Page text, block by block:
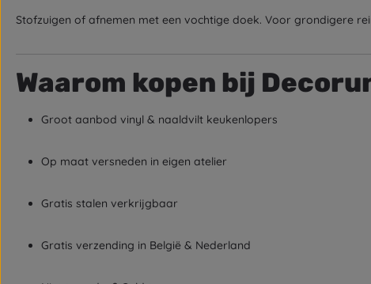
Stofzuigen of afnemen met een vochtige doek. Voor grondigere
Waarom kopen bij
Groot aanbod vinyl & naaldvilt keukenlopers
Op maat versneden in eigen atelier
Gratis stalen verkrijgbaar
Gratis verzending in België & Nederland